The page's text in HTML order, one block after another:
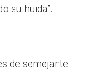
su huida”.
de semejante